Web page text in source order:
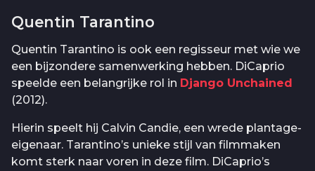
Quentin Tarantino
Quentin Tarantino is ook een regisseur met wie we
een bijzondere samenwerking hebben. DiCaprio
speelde een belangrijke rol in Django Unchained
(2012).
Hierin speelt hij Calvin Candie, een wrede plantage-
eigenaar. Tarantino’s unieke stijl van filmmaken
komt sterk naar voren in deze film. DiCaprio’s